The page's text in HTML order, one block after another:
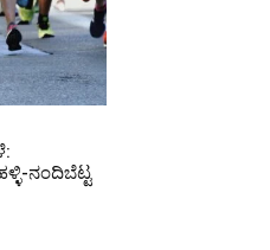
ನಂದಿಬೆಟ್ಟ